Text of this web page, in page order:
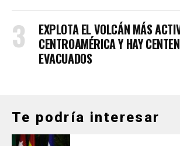
EXPLOTA EL VOLCÁN MÁS
CENTROAMÉRICA Y HAY
EVACUADOS
Te podría interesar